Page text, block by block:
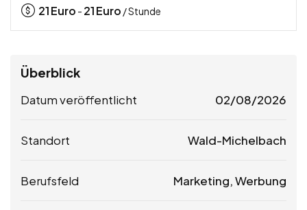
21Euro - 21Euro / Stunde
Überblick
Datum veröffentlicht 02/08/2026
Standort Wald-Michelbach
Berufsfeld Marketing, Werbung